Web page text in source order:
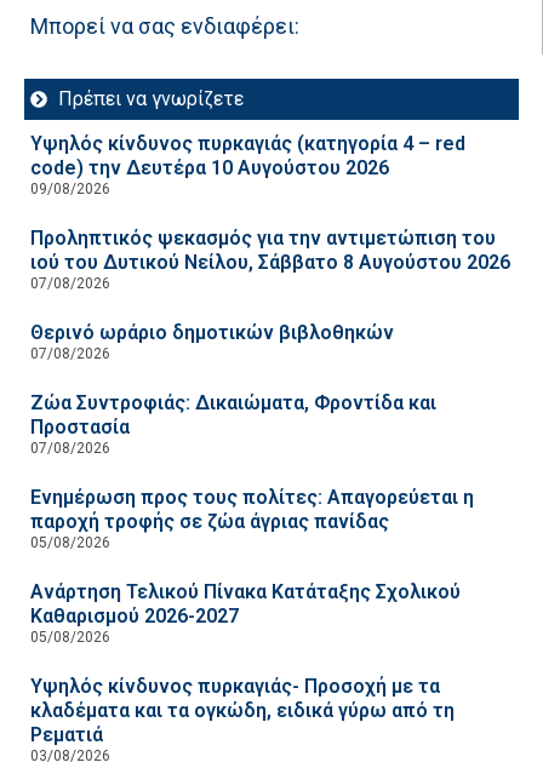
Μπορεί να σας ενδιαφέρει:
Πρέπει να γνωρίζετε
Υψηλός κίνδυνος πυρκαγιάς (κατηγορία 4 – red
code) την Δευτέρα 10 Αυγούστου 2026
09/08/2026
Προληπτικός ψεκασμός για την αντιμετώπιση του
ιού του Δυτικού Νείλου, Σάββατο 8 Αυγούστου 2026
07/08/2026
Θερινό ωράριο δημοτικών βιβλοθηκών
07/08/2026
Ζώα Συντροφιάς: Δικαιώματα, Φροντίδα και
Προστασία
07/08/2026
Ενημέρωση προς τους πολίτες: Απαγορεύεται η
παροχή τροφής σε ζώα άγριας πανίδας
05/08/2026
Ανάρτηση Τελικού Πίνακα Κατάταξης Σχολικού
Καθαρισμού 2026-2027
05/08/2026
Υψηλός κίνδυνος πυρκαγιάς- Προσοχή με τα
κλαδέματα και τα ογκώδη, ειδικά γύρω από τη
Ρεματιά
03/08/2026